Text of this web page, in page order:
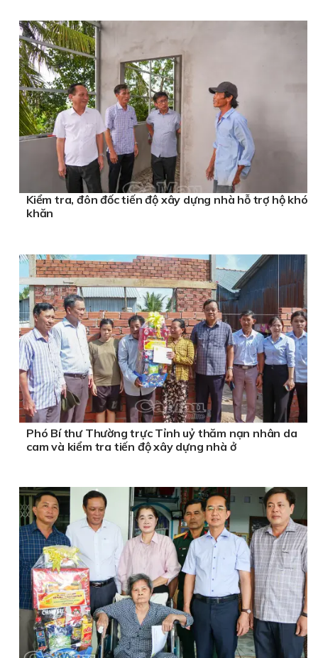
Kiểm tra, đôn đốc tiến độ xây dựng nhà hỗ trợ hộ khó
khăn
Phó Bí thư Thường trực Tỉnh uỷ thăm nạn nhân da
cam và kiểm tra tiến độ xây dựng nhà ở